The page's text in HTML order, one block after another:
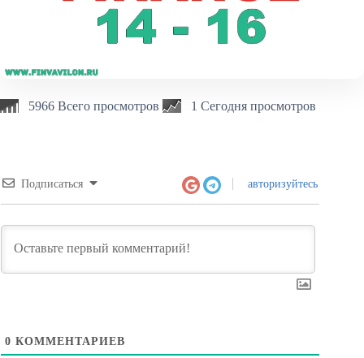
5966 Всего просмотров 1 Сегодня просмотров
Подписаться авторизуйтесь
0 КОММЕНТАРИЕВ